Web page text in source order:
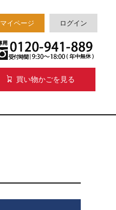
マイページ ログイン
買い物かごを見る